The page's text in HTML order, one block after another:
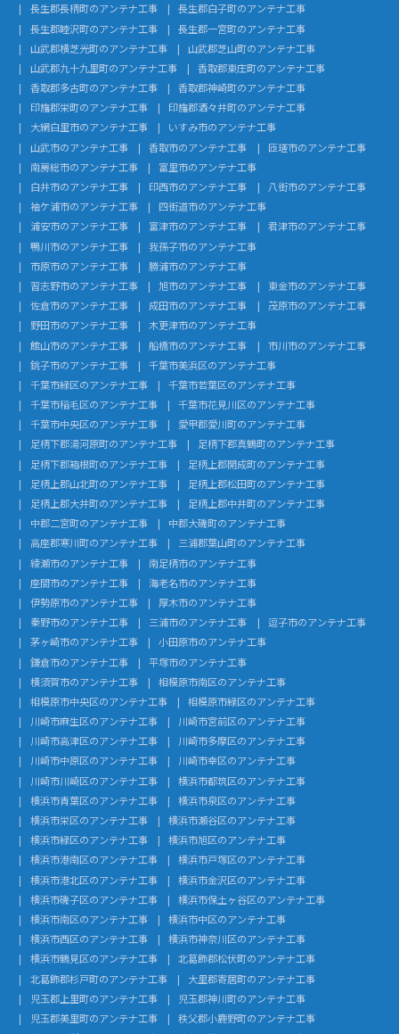
長生郡長柄町のアンテナ工事
長生郡白子町のアンテナ工事
長生郡睦沢町のアンテナ工事
長生郡一宮町のアンテナ工事
山武郡横芝光町のアンテナ工事
山武郡芝山町のアンテナ工事
山武郡九十九里町のアンテナ工事
香取郡東庄町のアンテナ工事
香取郡多古町のアンテナ工事
香取郡神崎町のアンテナ工事
印旛郡栄町のアンテナ工事
印旛郡酒々井町のアンテナ工事
大網白里市のアンテナ工事
いすみ市のアンテナ工事
山武市のアンテナ工事
香取市のアンテナ工事
匝瑳市のアンテナ工事
南房総市のアンテナ工事
富里市のアンテナ工事
白井市のアンテナ工事
印西市のアンテナ工事
八街市のアンテナ工事
袖ケ浦市のアンテナ工事
四街道市のアンテナ工事
浦安市のアンテナ工事
富津市のアンテナ工事
君津市のアンテナ工事
鴨川市のアンテナ工事
我孫子市のアンテナ工事
市原市のアンテナ工事
勝浦市のアンテナ工事
習志野市のアンテナ工事
旭市のアンテナ工事
東金市のアンテナ工事
佐倉市のアンテナ工事
成田市のアンテナ工事
茂原市のアンテナ工事
野田市のアンテナ工事
木更津市のアンテナ工事
館山市のアンテナ工事
船橋市のアンテナ工事
市川市のアンテナ工事
銚子市のアンテナ工事
千葉市美浜区のアンテナ工事
千葉市緑区のアンテナ工事
千葉市若葉区のアンテナ工事
千葉市稲毛区のアンテナ工事
千葉市花見川区のアンテナ工事
千葉市中央区のアンテナ工事
愛甲郡愛川町のアンテナ工事
足柄下郡湯河原町のアンテナ工事
足柄下郡真鶴町のアンテナ工事
足柄下郡箱根町のアンテナ工事
足柄上郡開成町のアンテナ工事
足柄上郡山北町のアンテナ工事
足柄上郡松田町のアンテナ工事
足柄上郡大井町のアンテナ工事
足柄上郡中井町のアンテナ工事
中郡二宮町のアンテナ工事
中郡大磯町のアンテナ工事
高座郡寒川町のアンテナ工事
三浦郡葉山町のアンテナ工事
綾瀬市のアンテナ工事
南足柄市のアンテナ工事
座間市のアンテナ工事
海老名市のアンテナ工事
伊勢原市のアンテナ工事
厚木市のアンテナ工事
秦野市のアンテナ工事
三浦市のアンテナ工事
逗子市のアンテナ工事
茅ヶ崎市のアンテナ工事
小田原市のアンテナ工事
鎌倉市のアンテナ工事
平塚市のアンテナ工事
横須賀市のアンテナ工事
相模原市南区のアンテナ工事
相模原市中央区のアンテナ工事
相模原市緑区のアンテナ工事
川崎市麻生区のアンテナ工事
川崎市宮前区のアンテナ工事
川崎市高津区のアンテナ工事
川崎市多摩区のアンテナ工事
川崎市中原区のアンテナ工事
川崎市幸区のアンテナ工事
川崎市川崎区のアンテナ工事
横浜市都筑区のアンテナ工事
横浜市青葉区のアンテナ工事
横浜市泉区のアンテナ工事
横浜市栄区のアンテナ工事
横浜市瀬谷区のアンテナ工事
横浜市緑区のアンテナ工事
横浜市旭区のアンテナ工事
横浜市港南区のアンテナ工事
横浜市戸塚区のアンテナ工事
横浜市港北区のアンテナ工事
横浜市金沢区のアンテナ工事
横浜市磯子区のアンテナ工事
横浜市保土ヶ谷区のアンテナ工事
横浜市南区のアンテナ工事
横浜市中区のアンテナ工事
横浜市西区のアンテナ工事
横浜市神奈川区のアンテナ工事
横浜市鶴見区のアンテナ工事
北葛飾郡松伏町のアンテナ工事
北葛飾郡杉戸町のアンテナ工事
大里郡寄居町のアンテナ工事
児玉郡上里町のアンテナ工事
児玉郡神川町のアンテナ工事
児玉郡美里町のアンテナ工事
秩父郡小鹿野町のアンテナ工事